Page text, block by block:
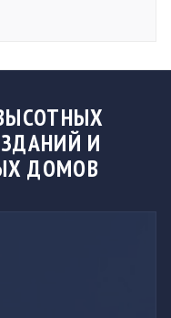
И
ДОМОВ